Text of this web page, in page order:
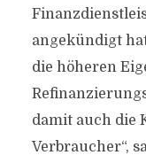
angekündigt
die höheren
damit auch die
Verbraucher“,